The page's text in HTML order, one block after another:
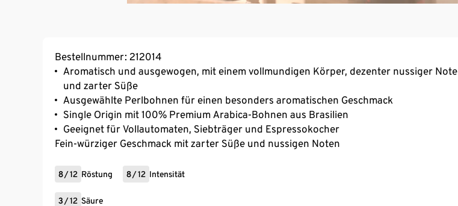
Bestellnummer: 212014
Aromatisch und ausgewogen, mit einem vollmundigen Körper, dezenter nussiger Note
und zarter Süße
Ausgewählte Perlbohnen für einen besonders aromatischen Geschmack
Single Origin mit 100% Premium Arabica-Bohnen aus Brasilien
Geeignet für Vollautomaten, Siebträger und Espressokocher
Fein-würziger Geschmack mit zarter Süße und nussigen Noten
8/12 Röstung 8/12 Intensität
3 /12 Säure